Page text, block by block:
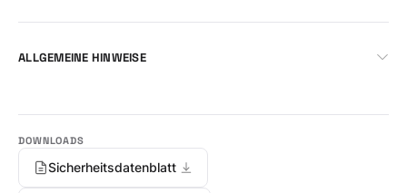
ALLGEMEINE HINWEISE
Sicherheitsdatenblatt